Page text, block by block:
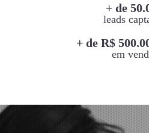
+ de
leads
+ de R$
em